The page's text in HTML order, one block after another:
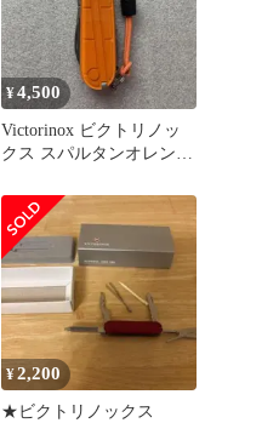
¥4,500
Victorinox ビクトリノッ
クス スパルタンオレンジ
¥2,200
★ビクトリノックス